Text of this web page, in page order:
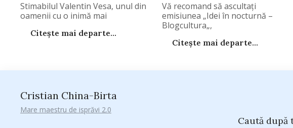
Stimabilul Valentin Vesa, unul din
oamenii cu o inimă mai
Citește mai departe...
Vă recomand să ascultaţi
emisiunea „Idei în nocturnă –
Blogcultura„,
Citește mai departe...
Cristian China-Birta
Mare maestru de isprăvi 2.0
Caută după